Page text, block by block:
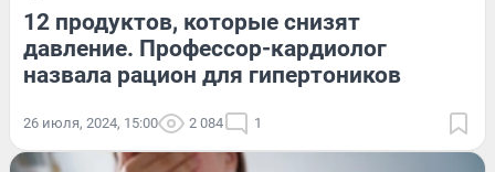
12 продуктов, которые снизят
давление. Профессор-кардиолог
назвала рацион для гипертоников
26 июля, 2024, 15:00 2 084 1